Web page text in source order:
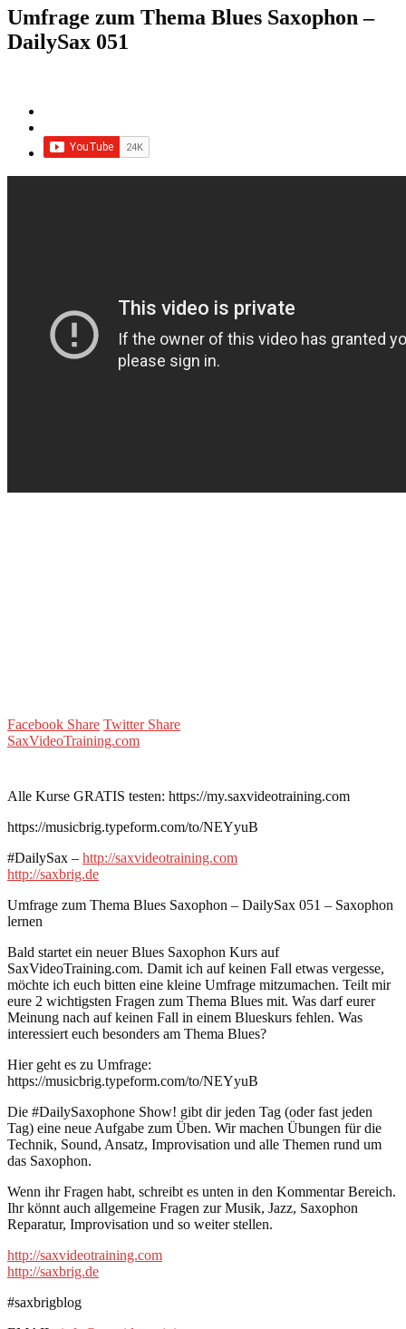
Umfrage zum Thema Blues Saxophon –
DailySax 051
Facebook Share Twitter Share
SaxVideoTraining.com
Alle Kurse GRATIS testen: https://my.saxvideotraining.com
https://musicbrig.typeform.com/to/NEYyuB
#DailySax – http://saxvideotraining.com
http://saxbrig.de
Umfrage zum Thema Blues Saxophon – DailySax 051 – Saxophon
lernen
Bald startet ein neuer Blues Saxophon Kurs auf
SaxVideoTraining.com. Damit ich auf keinen Fall etwas vergesse,
möchte ich euch bitten eine kleine Umfrage mitzumachen. Teilt mir
eure 2 wichtigsten Fragen zum Thema Blues mit. Was darf eurer
Meinung nach auf keinen Fall in einem Blueskurs fehlen. Was
interessiert euch besonders am Thema Blues?
Hier geht es zu Umfrage:
https://musicbrig.typeform.com/to/NEYyuB
Die #DailySaxophone Show! gibt dir jeden Tag (oder fast jeden
Tag) eine neue Aufgabe zum Üben. Wir machen Übungen für die
Technik, Sound, Ansatz, Improvisation und alle Themen rund um
das Saxophon.
Wenn ihr Fragen habt, schreibt es unten in den Kommentar Bereich.
Ihr könnt auch allgemeine Fragen zur Musik, Jazz, Saxophon
Reparatur, Improvisation und so weiter stellen.
http://saxvideotraining.com
http://saxbrig.de
#saxbrigblog